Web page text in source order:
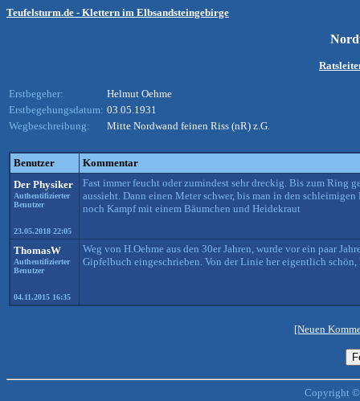
Teufelsturm.de - Klettern im Elbsandsteingebirge
Erstbegeher:
Helmut Oehme
Erstbegehungsdatum: 03.05.1931
Wegbeschreibung:
Mitte Nordwand feinen Riss (nR) z.G.
Benutzer
Kommentar
Der Physiker
Authentifizierter
Benutzer
23.05.2018 22:05
Fast immer feucht oder zumindest sehr dreckig. Bis zum Ring
aussieht. Dann einen Meter schwer, bis man in den
noch Kampf mit einem Bäumchen und Heidekraut
ThomasW
Authentifizierter
Benutzer
04.11.2015 16:35
Weg von H.Oehme aus den 30er Jahren, wurde vor ein paar
Gipfelbuch eingeschrieben. Von der Linie her eigentlich
[Neuen
Copyright ©